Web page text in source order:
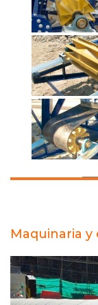
Maquinaria